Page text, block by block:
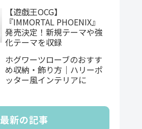
【遊戯王OCG】
『IMMORTAL PHOENIX』
発売決定！新規テーマや強
化テーマを収録
ホグワーツローブのおすす
め収納・飾り方｜ハリーポ
ッター風インテリアに
最新の記事